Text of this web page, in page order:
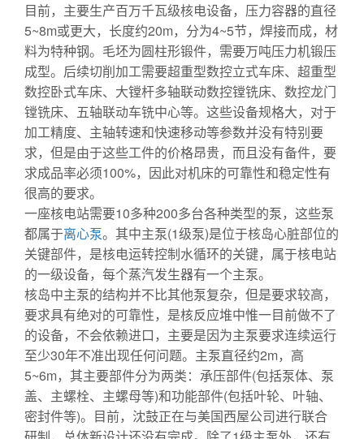
目前，主要生产百万千瓦级核电设备，压力容器的直径
5~8m或更大，长度约20m，分为4~5节，焊接而成，材
料为特种钢。毛坯为圆柱形锻件，需要万吨压力机锻压
成型。后续切削加工需要超重型数控立式车床、超重型
数控卧式车床、大镗杆多轴联动数控镗铣床、数控龙门
镗铣床、五轴联动车铣中心等。这些设备规格大，对于
加工精度、主轴转速和快速移动等参数并没有特别要
求，但是由于这些工件的价格昂贵，而且没有备件，要
求成品率必须100%，因此对机床的可靠性和稳定性有
很高的要求。
一座核电站需要10多种200多台各种类型的泵，这些泵
都属于离心泵。其中主泵(1级泵)是位于核岛心脏部位的
关键部件，是核电运转控制水循环的关键，属于核电站
的一级设备，每个蒸汽发生器有一个主泵。
核岛中主泵的结构并不比其他泵复杂，但是要求较高，
要求具有绝对的可靠性，是核反应堆中惟一目前做不了
的设备，不会依赖进口，主要是因为主泵要求连续运行
至少30年不准出现任何问题。主泵直径约2m，高
5~6m，其主要部件分为两类：承压部件(包括泵体、泵
盖、主螺栓、主螺母等)和功能部件(包括叶轮、叶轴、
密封件等)。目前，沈鼓正在与美国西屋公司进行联合